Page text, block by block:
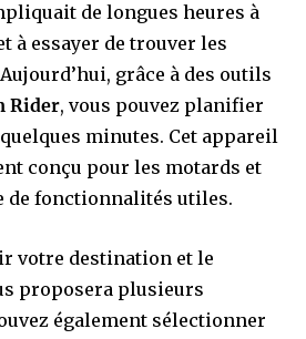
de longues heures à
à essayer de trouver les
grâce à des outils
Rider, vous pouvez planifier
minutes. Cet appareil
conçu pour les motards et
de fonctionnalités utiles.
votre destination et le
proposera plusieurs
également sélectionner